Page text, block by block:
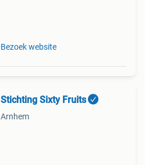
Bezoek website
Stichting Sixty Fruits
Arnhem